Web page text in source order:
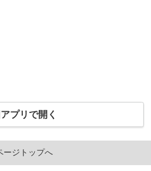
プリで開く
ージトップへ